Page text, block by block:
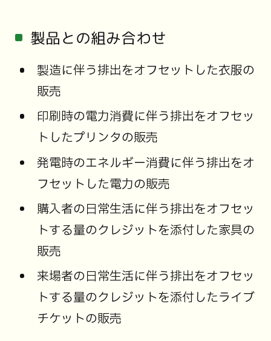
製品との組み合わせ
製造に伴う排出をオフセットした衣服の
販売
印刷時の電力消費に伴う排出をオフセッ
トしたプリンタの販売
発電時のエネルギー消費に伴う排出をオ
フセットした電力の販売
購入者の日常生活に伴う排出をオフセッ
トする量のクレジットを添付した家具の
販売
来場者の日常生活に伴う排出をオフセッ
トする量のクレジットを添付したライブ
チケットの販売